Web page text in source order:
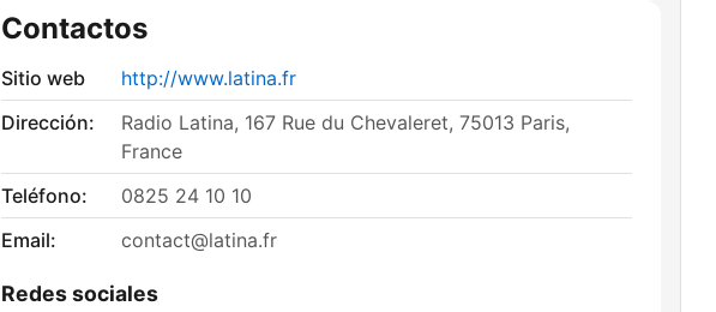
Contactos
Sitio web
http://www.latina.fr
Dirección:
Radio Latina, 167 Rue du Chevaleret, 75013 Paris,
France
Teléfono:
0825 24 10 10
Email:
contact@latina.fr
Redes sociales